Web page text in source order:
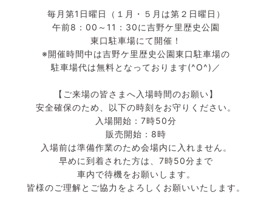
毎月第1日曜日（１月・５月は第２日曜日）
午前8：00～11：30に吉野ケ里歴史公園
東口駐車場にて開催！
※開催時間中は吉野ケ里歴史公園東口駐車場の
駐車場代は無料となっております(^O^)／
【ご来場の皆さまへ入場時間のお願い】
安全確保のため、以下の時刻をお守りください。
入場開始：7時50分
販売開始：8時
入場前は準備作業のため会場内に入れません。
早めに到着された方は、7時50分まで
車内で待機をお願いします。
皆様のご理解とご協力をよろしくお願いいたします。